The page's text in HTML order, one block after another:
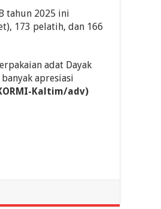
tahun 2025 ini
173 pelatih, dan 166
adat Dayak
apresiasi
Kaltim/adv)